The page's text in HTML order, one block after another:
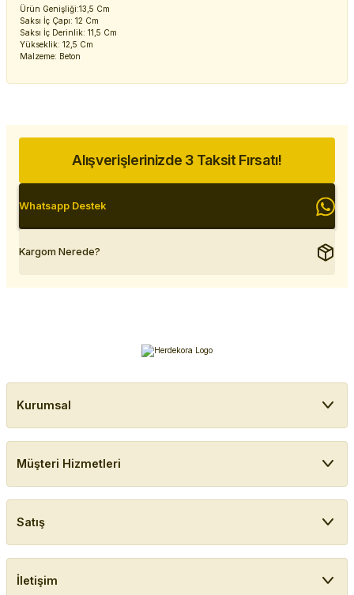
Ürün Genişliği:13,5 Cm
Saksı İç Çapı: 12 Cm
Saksı İç Derinlik: 11,5 Cm
Yükseklik: 12,5 Cm
Malzeme: Beton
Alışverişlerinizde 3 Taksit Fırsatı!
Whatsapp Destek
Kargom Nerede?
Kurumsal
Müşteri Hizmetleri
Satış
İletişim